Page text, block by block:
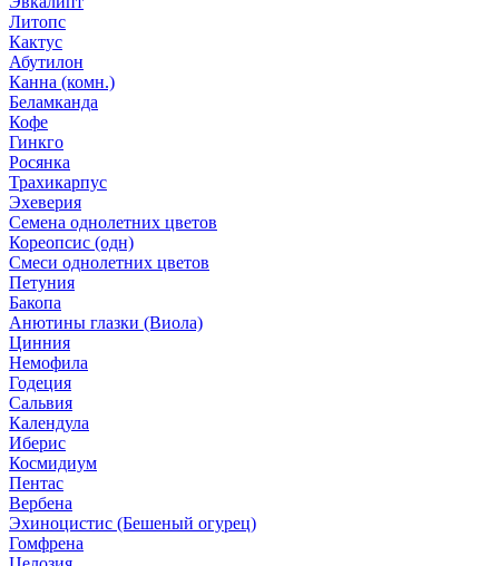
Литопс
Кактус
Абутилон
Канна (комн.)
Беламканда
Кофе
Гинкго
Росянка
Трахикарпус
Эхеверия
Семена однолетних цветов
Кореопсис (одн)
Смеси однолетних цветов
Петуния
Бакопа
Анютины глазки (Виола)
Цинния
Немофила
Годеция
Сальвия
Календула
Иберис
Космидиум
Пентас
Вербена
Эхиноцистис (Бешеный огурец)
Гомфрена